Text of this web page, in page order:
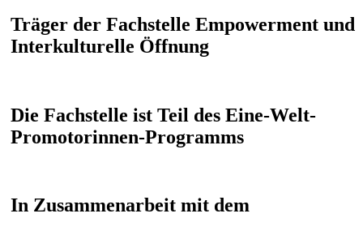
Träger der Fachstelle Empowerment und
Interkulturelle Öffnung
Die Fachstelle ist Teil des Eine-Welt-
Promotorinnen-Programms
In Zusammenarbeit mit dem